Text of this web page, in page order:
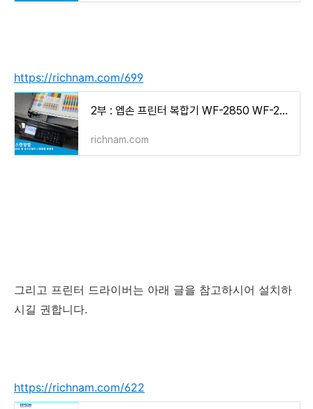
https://richnam.com/699
2부 : 엡손 프린터 복합기 WF-2850 WF-2851 WF-2860 WF-2861 스캐너 스캔방법 총정리 (EPSON SCAN2, EPSON EVENT MAN
richnam.com
그리고 프린터 드라이버는 아래 글을 참고하시어 설치하
시길 권합니다.
https://richnam.com/622